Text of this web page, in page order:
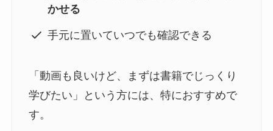
かせる
手元に置いていつでも確認できる
「動画も良いけど、まずは書籍でじっくり
学びたい」という方には、特におすすめで
す。